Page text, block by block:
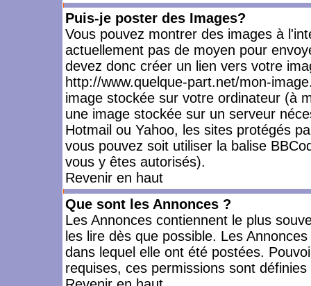
Puis-je poster des Images?
Vous pouvez montrer des images à
actuellement pas de moyen pour
devez donc créer un lien vers votre
http://www.quelque-part.net/mon-
image stockée sur votre ordinateur (à
une image stockée sur un serveur
Hotmail ou Yahoo, les sites protégés
vous pouvez soit utiliser la balise
vous y êtes autorisés).
Revenir en haut
Que sont les Annonces ?
Les Annonces contiennent le plus
les lire dès que possible. Les
dans lequel elle ont été postées.
requises, ces permissions sont